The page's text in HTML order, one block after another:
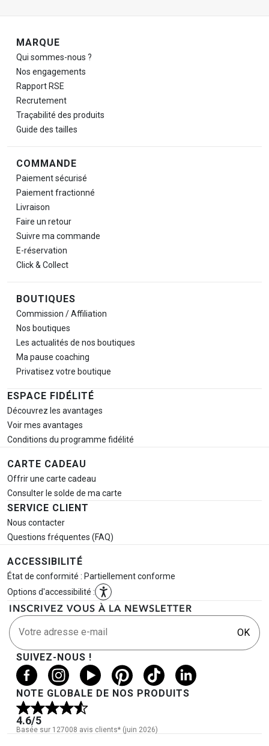
Navigation de pied de page
MARQUE
Qui sommes-nous ?
Nos engagements
Rapport RSE
Recrutement
Traçabilité des produits
Guide des tailles
COMMANDE
Paiement sécurisé
Paiement fractionné
Livraison
Faire un retour
Suivre ma commande
E-réservation
Click & Collect
BOUTIQUES
Commission / Affiliation
Nos boutiques
Les actualités de nos boutiques
Ma pause coaching
Privatisez votre boutique
ESPACE FIDÉLITÉ
Découvrez les avantages
Voir mes avantages
Conditions du programme fidélité
CARTE CADEAU
Offrir une carte cadeau
Consulter le solde de ma carte
SERVICE CLIENT
Nous contacter
Questions fréquentes (FAQ)
ACCESSIBILITÉ
État de conformité : Partiellement conforme
Options d'accessibilité :
INSCRIVEZ VOUS À LA NEWSLETTER
Votre adresse e-mail OK
SUIVEZ-NOUS !
NOTE GLOBALE DE NOS PRODUITS
4.6/5
Basée sur 127008 avis clients* (juin 2026)